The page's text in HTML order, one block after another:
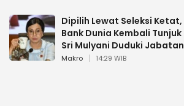
Dipilih Lewat Seleksi Ketat,
Bank Dunia Kembali Tunjuk
Sri Mulyani Duduki Jabatan
Strategis
Makro 14:29 WIB